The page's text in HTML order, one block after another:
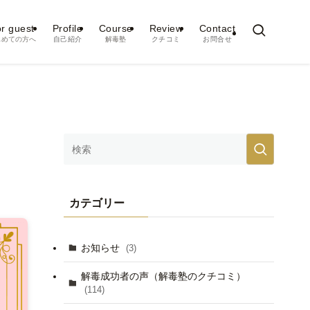
guest
めての方へ
Profile
自己紹介
Course
解毒塾
Review
クチコミ
Contact
お問合せ
カテゴリー
お知らせ (3)
解毒成功者の声（解毒塾のクチコミ）
(114)